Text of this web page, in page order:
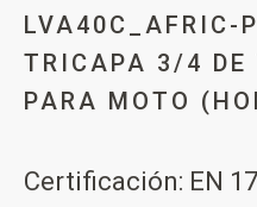
LVA40C_AFRIC-
TRICAPA 3/4 DE
PARA MOTO
Certificación: EN